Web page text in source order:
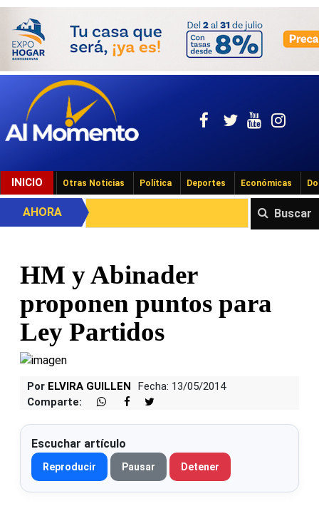
INICIO Otras Noticias Política Deportes Económicas
Buscar
AHORA
HM y Abinader
proponen puntos para
Ley Partidos
Por ELVIRA GUILLEN
Fecha: 13/05/2014
Comparte:
Escuchar artículo
Reproducir Pausar Detener